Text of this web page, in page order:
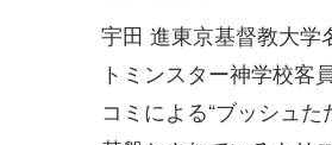
宇田 進東京基督教大
トミンスター神学校
コミによる“ブッシュ